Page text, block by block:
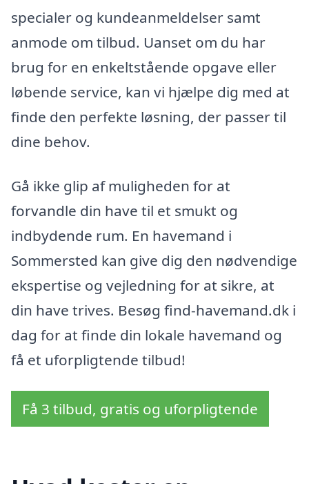
specialer og kundeanmeldelser samt
anmode om tilbud. Uanset om du har
brug for en enkeltstående opgave eller
løbende service, kan vi hjælpe dig med at
finde den perfekte løsning, der passer til
dine behov.
Gå ikke glip af muligheden for at
forvandle din have til et smukt og
indbydende rum. En havemand i
Sommersted kan give dig den nødvendige
ekspertise og vejledning for at sikre, at
din have trives. Besøg find-havemand.dk i
dag for at finde din lokale havemand og
få et uforpligtende tilbud!
Få 3 tilbud, gratis og uforpligtende